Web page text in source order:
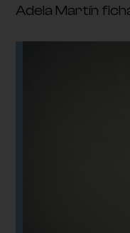
Adela Martín